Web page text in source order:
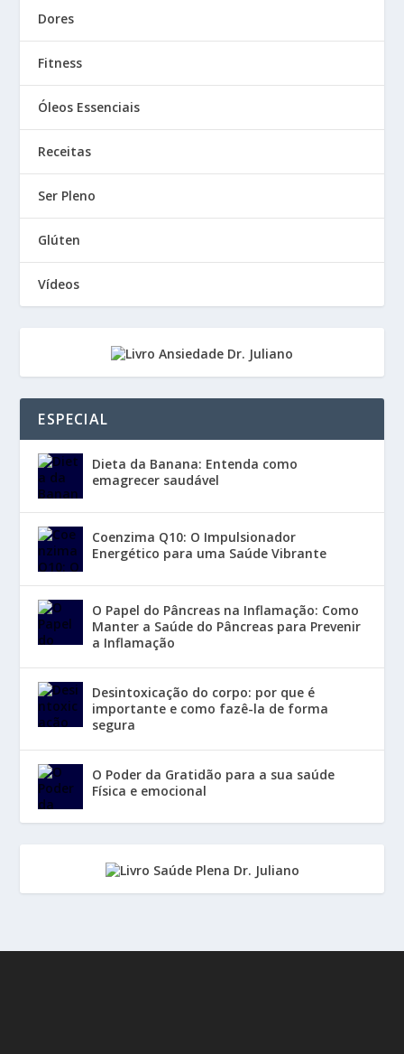
Dores
Fitness
Óleos Essenciais
Receitas
Ser Pleno
Glúten
Vídeos
ESPECIAL
Dieta da Banana: Entenda como
emagrecer saudável
Coenzima Q10: O Impulsionador
Energético para uma Saúde Vibrante
O Papel do Pâncreas na Inflamação: Como
Manter a Saúde do Pâncreas para Prevenir
a Inflamação
Desintoxicação do corpo: por que é
importante e como fazê-la de forma
segura
O Poder da Gratidão para a sua saúde
Física e emocional